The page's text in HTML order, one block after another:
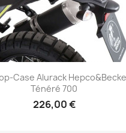
Case Alurack
Ténéré 700
226,00 €